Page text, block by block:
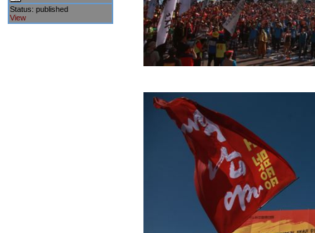
Status: published
View